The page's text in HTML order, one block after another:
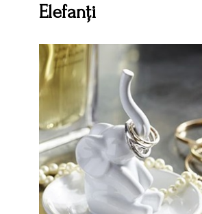
Elefanți